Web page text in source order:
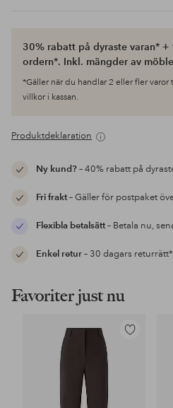
30% rabatt på dyraste varan*
ordern*. Inkl. mängder av
*Gäller när du handlar 2 eller fler
villkor i kassan.
Produktdeklaration
Ny kund?– 40% rabatt på
Fri frakt– Gäller för postpaket
Flexibla betalsätt– Betala nu,
Enkel retur– 30 dagars returrätt*
Favoriter just nu
Lägg